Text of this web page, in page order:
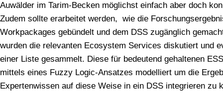
Auwälder im Tarim-Becken möglichst einfach aber doch
Zudem sollte erarbeitet werden, wie die
Workpackages gebündelt und dem DSS zugänglich
wurden die relevanten Ecosystem Services diskutiert und
einer Liste gesammelt. Diese für bedeutend gehaltenen
mittels eines Fuzzy Logic-Ansatzes modelliert um die
Expertenwissen auf diese Weise in ein DSS integrieren zu